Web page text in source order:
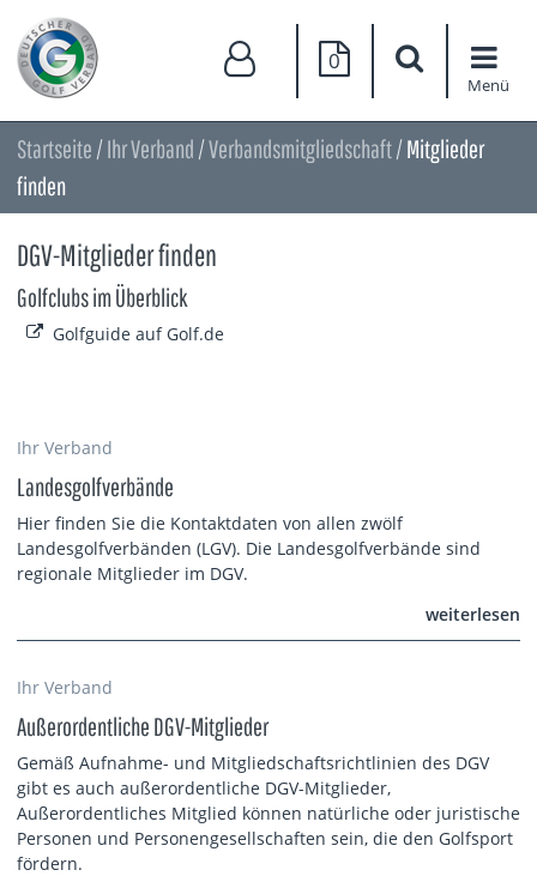
0
Menü
Startseite /Ihr Verband /Verbandsmitgliedschaft/Mitglieder
finden
DGV-Mitglieder finden
Golfclubs im Überblick
Golfguide auf Golf.de
Ihr Verband
Landesgolfverbände
Hier finden Sie die Kontaktdaten von allen zwölf
Landesgolfverbänden (LGV). Die Landesgolfverbände sind
regionale Mitglieder im DGV.
weiterlesen
Ihr Verband
Außerordentliche DGV-Mitglieder
Gemäß Aufnahme- und Mitgliedschaftsrichtlinien des DGV
gibt es auch außerordentliche DGV-Mitglieder,
Außerordentliches Mitglied können natürliche oder juristische
Personen und Personengesellschaften sein, die den Golfsport
fördern.